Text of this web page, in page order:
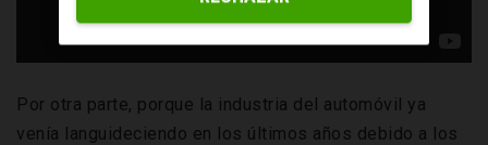
Por otra parte, porque la industria del automóvil ya
venía languideciendo en los últimos años debido a los